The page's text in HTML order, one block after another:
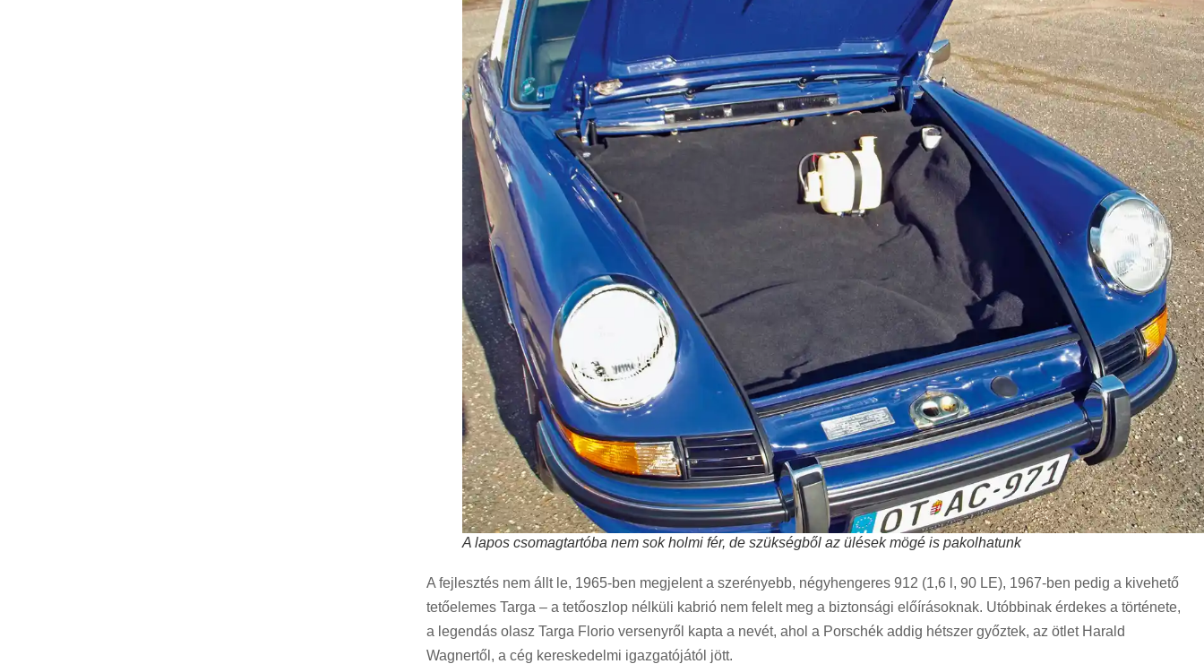
A lapos csomagtartóba nem sok holmi fér, de szükségből az ülések mögé is pakolhatunk
A fejlesztés nem állt le, 1965-ben megjelent a szerényebb, négyhengeres 912 (1,6 l, 90 LE), 1967-ben pedig a kivehető
tetőelemes Targa – a tetőoszlop nélküli kabrió nem felelt meg a biztonsági előírásoknak. Utóbbinak érdekes a története,
a legendás olasz Targa Florio versenyről kapta a nevét, ahol a Porschék addig hétszer győztek, az ötlet Harald
Wagnertől, a cég kereskedelmi igazgatójától jött.